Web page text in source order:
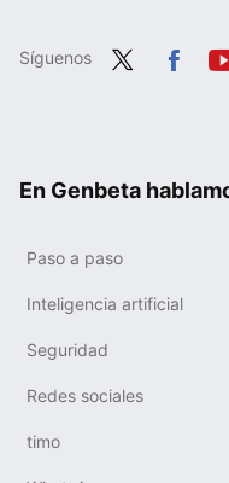
Síguenos
En Genbeta
Paso a paso
Inteligencia artificial
Seguridad
Redes sociales
timo